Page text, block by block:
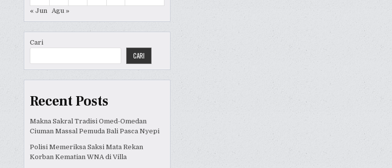
« Jun
Agu »
Cari
CARI
Recent Posts
Makna Sakral Tradisi Omed-Omedan
Ciuman Massal Pemuda Bali Pasca Nyepi
Polisi Memeriksa Saksi Mata Rekan
Korban Kematian WNA di Villa